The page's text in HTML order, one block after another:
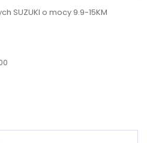
SUZUKI o mocy 9.9-15KM